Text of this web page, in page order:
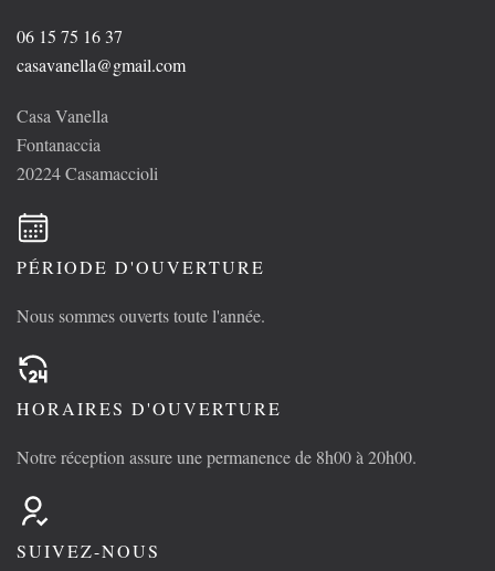
06 15 75 16 37
casavanella@gmail.com
Casa Vanella
Fontanaccia
20224 Casamaccioli
PÉRIODE D'OUVERTURE
Nous sommes ouverts toute l'année.
HORAIRES D'OUVERTURE
Notre réception assure une permanence de 8h00 à 20h00.
SUIVEZ-NOUS